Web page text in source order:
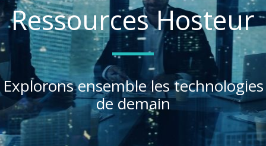
Ressources Hosteur
Explorons ensemble les technologies
de demain